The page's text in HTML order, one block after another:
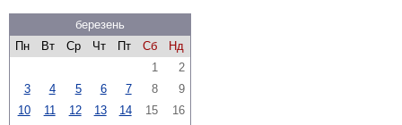
березень
Пн
Вт Ср Чт Пт Сб
Нд
1
2
3
4 5 6 7 8
9
10
11 12 13 14 15
16